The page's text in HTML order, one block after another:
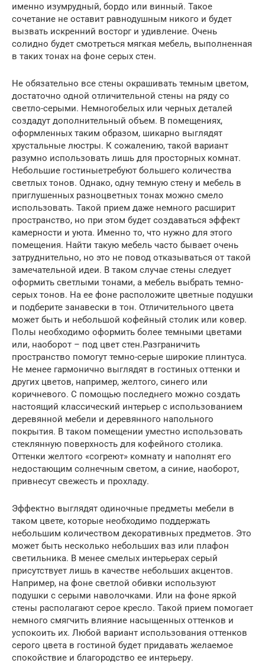
именно изумрудный, бордо или винный. Такое
сочетание не оставит равнодушным никого и будет
вызвать искренний восторг и удивление. Очень
солидно будет смотреться мягкая мебель, выполненная
в таких тонах на фоне серых стен.
Не обязательно все стены окрашивать темным цветом,
достаточно одной отличительной стены на ряду со
светло-серыми. Немногобелых или черных деталей
создадут дополнительный объем. В помещениях,
оформленных таким образом, шикарно выглядят
хрустальные люстры. К сожалению, такой вариант
разумно использовать лишь для просторных комнат.
Небольшие гостиныетребуют большего количества
светлых тонов. Однако, одну темную стену и мебель в
приглушенных разноцветных тонах можно смело
использовать. Такой прием даже немного расширит
пространство, но при этом будет создаваться эффект
камерности и уюта. Именно то, что нужно для этого
помещения. Найти такую мебель часто бывает очень
затруднительно, но это не повод отказываться от такой
замечательной идеи. В таком случае стены следует
оформить светлыми тонами, а мебель выбрать темно-
серых тонов. На ее фоне расположите цветные подушки
и подберите занавески в тон. Отличительного цвета
может быть и небольшой кофейный столик или ковер.
Полы необходимо оформить более темными цветами
или, наоборот – под цвет стен.Разграничить
пространство помогут темно-серые широкие плинтуса.
Не менее гармонично выглядят в гостиных оттенки и
других цветов, например, желтого, синего или
коричневого. С помощью последнего можно создать
настоящий классический интерьер с использованием
деревянной мебели и деревянного напольного
покрытия. В таком помещении уместно использовать
стеклянную поверхность для кофейного столика.
Оттенки желтого «согреют» комнату и наполнят его
недостающим солнечным светом, а синие, наоборот,
привнесут свежесть и прохладу.
Эффектно выглядят одиночные предметы мебели в
таком цвете, которые необходимо поддержать
небольшим количеством декоративных предметов. Это
может быть несколько небольших ваз или плафон
светильника. В менее смелых интерьерах серый
присутствует лишь в качестве небольших акцентов.
Например, на фоне светлой обивки используют
подушки с серыми наволочками. Или на фоне яркой
стены располагают серое кресло. Такой прием помогает
немного смягчить влияние насыщенных оттенков и
успокоить их. Любой вариант использования оттенков
серого цвета в гостиной будет придавать желаемое
спокойствие и благородство ее интерьеру.